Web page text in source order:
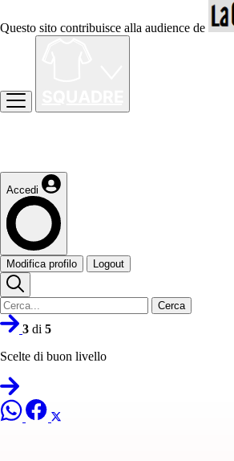
Questo sito contribuisce alla audience de
Accedi
Modifica profilo Logout
Cerca
3 di 5
Scelte di buon livello